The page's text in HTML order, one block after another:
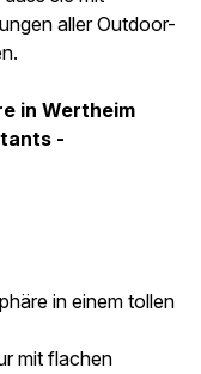
aller Outdoor-
in Wertheim
-
in einem tollen
mit flachen